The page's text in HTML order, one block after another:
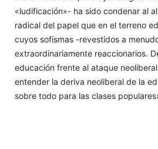
«ludificación»- ha sido condenar al
radical del papel que en el terreno
cuyos sofismas -revestidos a
extraordinariamente reaccionarios.
educación frente al ataque
entender la deriva neoliberal de la
sobre todo para las clases